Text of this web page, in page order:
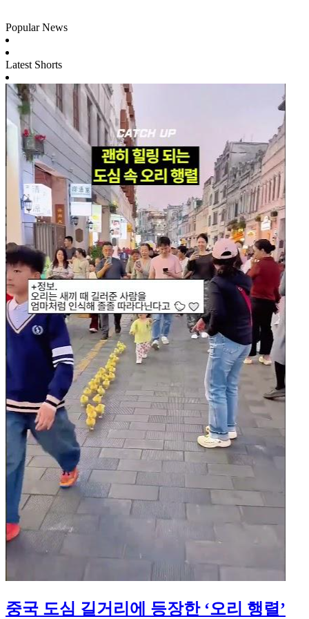
Popular News
Latest Shorts
중국 도심 길거리에 등장한 ‘오리 행렬’